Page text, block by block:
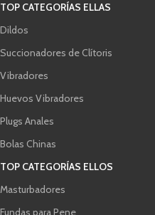
TOP CATEGORÍAS ELLAS
Dildos
Succionadores de Clítoris
Vibradores
Huevos Vibradores
Plugs Anales
Bolas Chinas
TOP CATEGORÍAS ELLOS
Masturbadores
Fundas para Pene